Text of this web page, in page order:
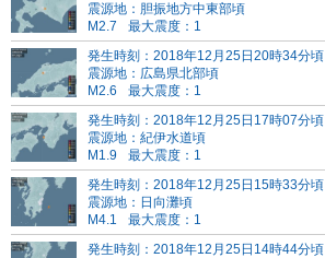
震源地：胆振地方中東部頃
M2.7
最大震度：1
発生時刻：2018年12月25日20時34分頃
震源地：広島県北部頃
M2.6
最大震度：1
発生時刻：2018年12月25日17時07分頃
震源地：紀伊水道頃
M1.9
最大震度：1
発生時刻：2018年12月25日15時33分頃
震源地：日向灘頃
M4.1
最大震度：1
発生時刻：2018年12月25日14時44分頃